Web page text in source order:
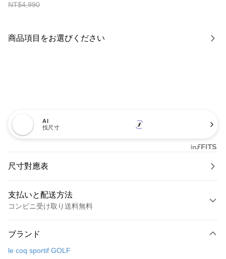
NT$4,990
商品項目をお選びください
AI
找尺寸
尺寸對應表
支払いと配送方法
コンビニ受け取り送料無料
クレジットカード1回払い
ブランド
le coq sportif GOLF